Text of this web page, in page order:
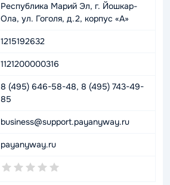
Республика Марий Эл, г. Йошкар-
Ола, ул. Гоголя, д.2, корпус «А»
1215192632
1121200000316
8 (495) 646-58-48, 8 (495) 743-49-
85
business@support.payanyway.ru
payanyway.ru
0,0